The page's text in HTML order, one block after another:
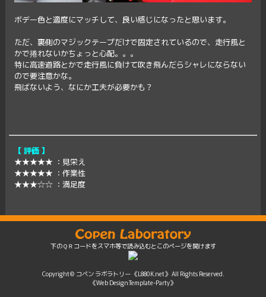
ボデー色と適度にマッチして、良い感じになったと思います。
ただ、裏側のマジックテープだけで固定されているので、走行風と
かで捲れないかちょっと心配。。。
特に高速道路とかで走行風に負けて吹き飛んだらシャレにならない
ので要注意かな。
飛ばないよう、なにか工夫が必要かも？
【 評価 】
★★★★★ ：見栄え
★★★★★ ：作業性
★★★☆☆ ：満足度
下のＱＲコードをスマホ等で読み込むとこのページを開けます
Copyright© コペン ラボラトリー 《L880K.net》 All Rights Reserved.
《Web Design:Template-Party》